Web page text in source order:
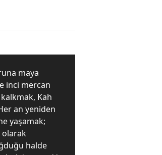
maya
inci mercan
Kah
an yeniden
yaşamak;
olarak
halde